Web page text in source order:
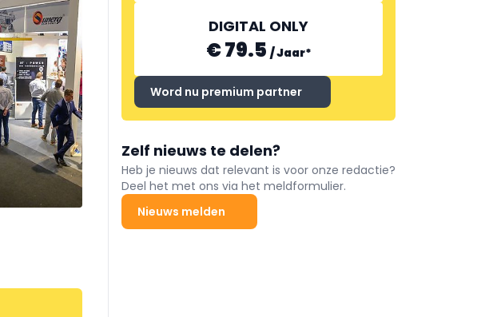
DIGITAL ONLY
€ 79.5 /Jaar*
Word nu premium partner
Zelf nieuws te delen?
Heb je nieuws dat relevant is voor onze redactie?
Deel het met ons via het meldformulier.
Nieuws melden